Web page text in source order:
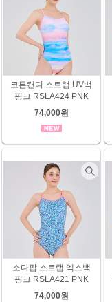
코튼캔디 스트랩 UV백
핑크 RSLA424 PNK
74,000원
소다팝 스트랩 엑스백
핑크 RSLA421 PNK
74,000원